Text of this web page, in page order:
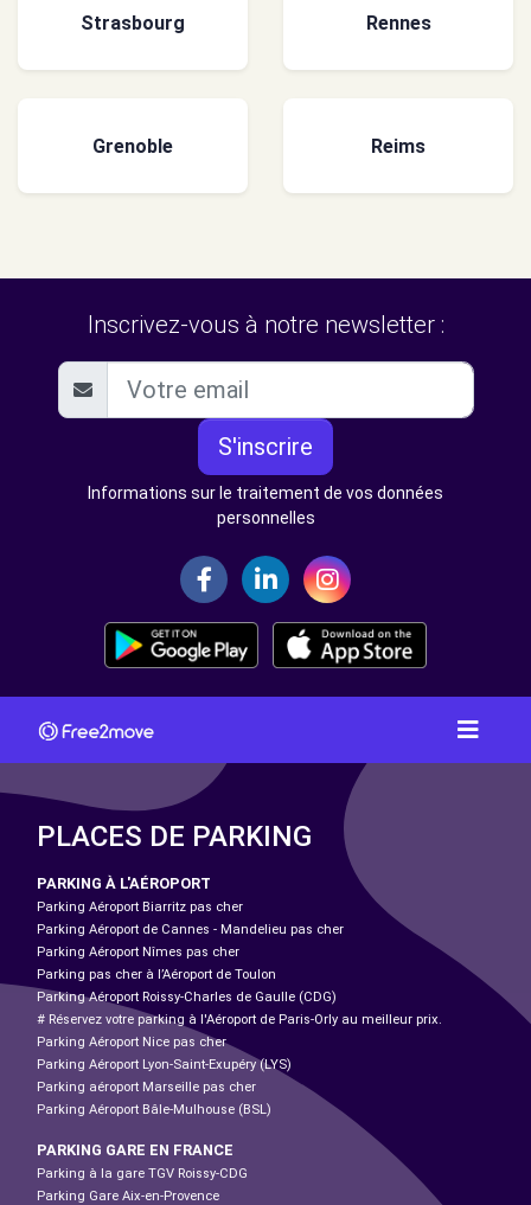
Strasbourg Rennes
Grenoble Reims
Inscrivez-vous à notre newsletter :
S'inscrire
Informations sur le traitement de vos données
personnelles
PLACES DE PARKING
PARKING À L'AÉROPORT
Parking Aéroport Biarritz pas cher
Parking Aéroport de Cannes - Mandelieu pas cher
Parking Aéroport Nîmes pas cher
Parking pas cher à l’Aéroport de Toulon
Parking Aéroport Roissy-Charles de Gaulle (CDG)
# Réservez votre parking à l'Aéroport de Paris-Orly au meilleur prix.
Parking Aéroport Nice pas cher
Parking Aéroport Lyon-Saint-Exupéry (LYS)
Parking aéroport Marseille pas cher
Parking Aéroport Bâle-Mulhouse (BSL)
PARKING GARE EN FRANCE
Parking à la gare TGV Roissy-CDG
Parking Gare Aix-en-Provence